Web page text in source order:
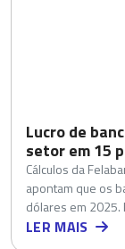
Lucro de
setor em 15
Cálculos da
apontam que os
dólares em 2025.
LER MAIS